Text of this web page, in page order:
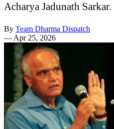
Acharya Jadunath Sarkar.
By Team Dharma Dispatch
— Apr 25, 2026